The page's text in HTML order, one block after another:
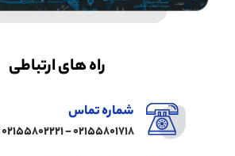
راه های ارتباطی
شماره تماس
02155801718 - 02155802221 - 02155801514